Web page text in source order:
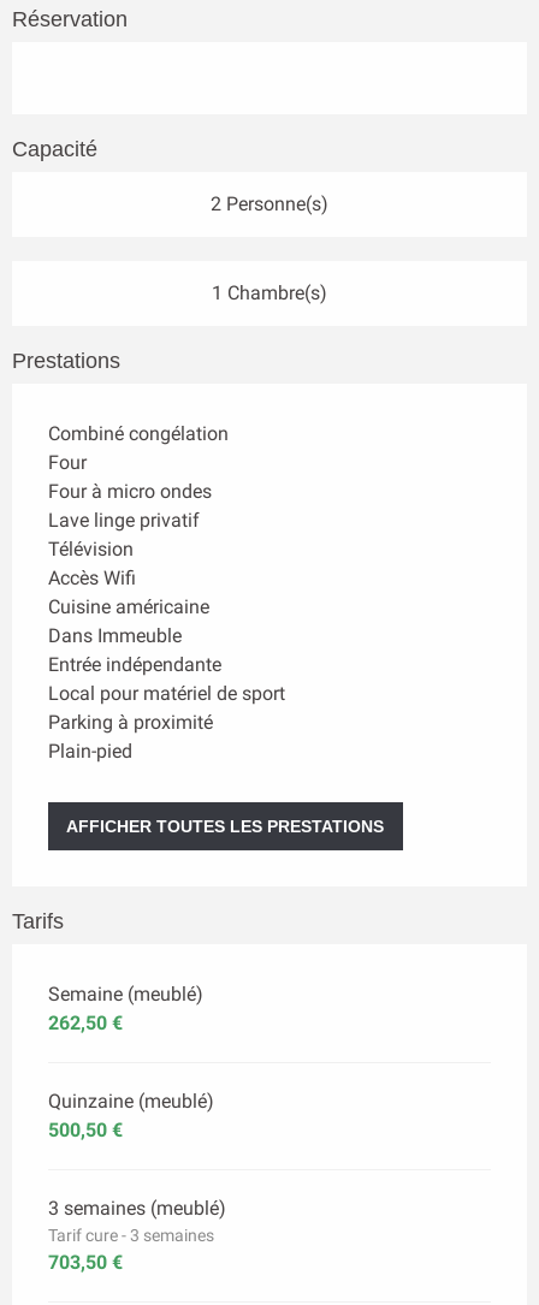
Réservation
Capacité
2 Personne(s)
1 Chambre(s)
Prestations
Combiné congélation
Four
Four à micro ondes
Lave linge privatif
Télévision
Accès Wifi
Cuisine américaine
Dans Immeuble
Entrée indépendante
Local pour matériel de sport
Parking à proximité
Plain-pied
AFFICHER TOUTES LES PRESTATIONS
Tarifs
Semaine (meublé)
262,50 €
Quinzaine (meublé)
500,50 €
3 semaines (meublé)
Tarif cure - 3 semaines
703,50 €